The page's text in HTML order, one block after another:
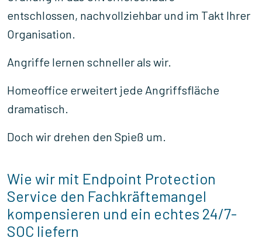
entschlossen, nachvollziehbar und im Takt Ihrer
Organisation.
Angriffe lernen schneller als wir.
Homeoffice erweitert jede Angriffsfläche
dramatisch.
Doch wir drehen den Spieß um.
Wie wir mit Endpoint Protection
Service den Fachkräftemangel
kompensieren und ein echtes 24/7-
SOC liefern